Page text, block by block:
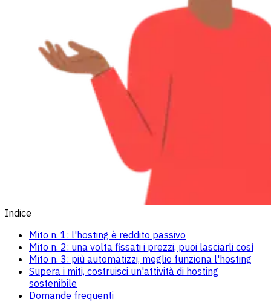
Indice
Mito n. 1: l'hosting è reddito passivo
Mito n. 2: una volta fissati i prezzi, puoi lasciarli così
Mito n. 3: più automatizzi, meglio funziona l'hosting
Supera i miti, costruisci un'attività di hosting
sostenibile
Domande frequenti